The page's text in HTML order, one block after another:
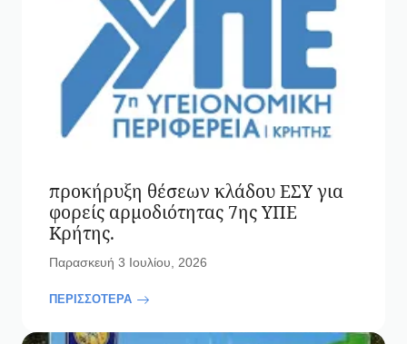
προκήρυξη θέσεων κλάδου ΕΣΥ για
φορείς αρμοδιότητας 7ης ΥΠΕ
Κρήτης.
Παρασκευή 3 Ιουλίου, 2026
ΠΕΡΙΣΣΟΤΕΡΑ